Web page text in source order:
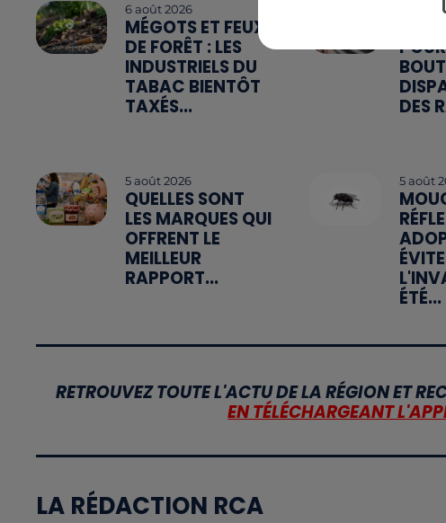
6 août 2026
MÉGOTS ET FEUX
DE FORÊT : LES
INDUSTRIELS DU
TABAC BIENTÔT
TAXÉS...
6 août
DES
5 août 2026
QUELLES SONT
LES MARQUES QUI
OFFRENT LE
MEILLEUR
RAPPORT...
5 août
ÉTÉ...
RETROUVEZ TOUTE L'ACTU DE LA RÉGION ET
EN TÉLÉCHARGEANT
LA RÉDACTION RCA